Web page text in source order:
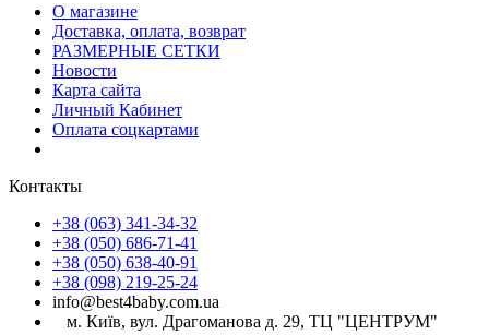
О магазине
Доставка, оплата, возврат
РАЗМЕРНЫЕ СЕТКИ
Новости
Карта сайта
Личный Кабинет
Оплата соцкартами
Контакты
+38 (063) 341-34-32
+38 (050) 686-71-41
+38 (050) 638-40-91
+38 (098) 219-25-24
info@best4baby.com.ua
м. Київ, вул. Драгоманова д. 29, ТЦ "ЦЕНТРУМ"